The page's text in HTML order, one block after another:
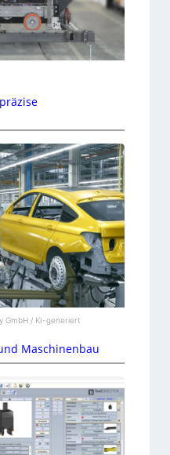
GmbH / KI-generiert
Maschinenbau